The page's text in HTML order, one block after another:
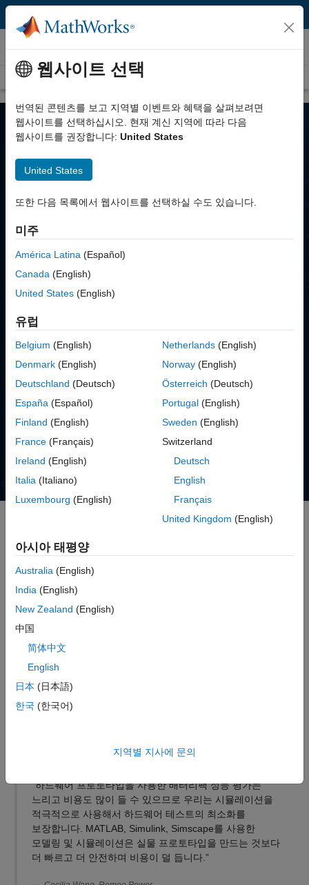
콘텐츠로 바로 가기
배터리 시스템
개요 고객 사례
배터리팩 설계 및 배터리 관리 시스템 개발
무료로 사용해 보기
배터리 모델 생성 및 배터리팩 설계
Simulink및Simscape Battery
배터리팩
아키텍처를 설계하며 정상 및 결함 상태에서의 배터리팩
열 응답과 전기 응답을 평가할 수 있는 설계 환경을 제공합니다.
다양한
배터리 모델 구축
유체 유로와 배터리팩과의 열적 연결을 사용자 지정 가능한
냉각 플레이트 모델링
셀 간 온도 편차 탐색 및 냉각 효율 측정
“하드웨어 프로토타입을 사용한 배터리팩 성능 평가는
느리고 비용도 많이 들 수 있으므로 우리는 시뮬레이션을
적극적으로 사용해서 하드웨어 테스트의 최소화를
보장합니다. MATLAB, Simulink, Simscape를 사용한
모델링 및 시뮬레이션은 실물 프로토타입을 만드는 것보다
더 빠르고 더 안전하며 비용이 덜 듭니다.”
웹사이트 선택
번역된 콘텐츠를 보고 지역별 이벤트와 혜택을 살펴보려면
웹사이트를 선택하십시오. 현재 계신 지역에 따라 다음
웹사이트를 권장합니다: United States
United States
또한 다음 목록에서 웹사이트를 선택하실 수도 있습니다.
미주
América Latina (Español)
Canada (English)
United States (English)
유럽
Belgium (English)
Denmark (English)
Deutschland (Deutsch)
España (Español)
Finland (English)
France (Français)
Ireland (English)
Italia (Italiano)
Luxembourg (English)
Netherlands(English)
Norway(English)
Österreich (Deutsch)
Portugal(English)
Sweden (English)
Switzerland
Deutsch
English
Français
United Kingdom (English)
아시아 태평양
Australia (English)
India (English)
New Zealand (English)
中国
简体中文
English
日本 (日本語)
한국 (한국어)
지역별 지사에 문의